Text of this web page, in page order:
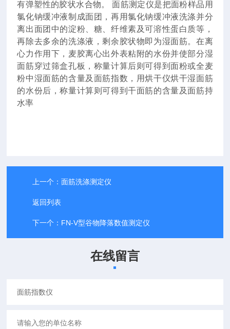
有弹塑性的胶状水合物。面筋测定仪是把面粉样品用
氯化钠缓冲液制成面团，再用氯化钠缓冲液洗涤并分
离出面团中的淀粉、糖、纤维素及可溶性蛋白质等，
再除去多余的洗涤液，剩余胶状物即为湿面筋。在离
心力作用下，麦胶离心出外表粘附的水份并使部分湿
面筋穿过筛盒孔板，称量计算后则可得到面粉或全麦
粉中湿面筋的含量及面筋指数，用烘干仪烘干湿面筋
的水份后，称量计算则可得到干面筋的含量及面筋持
水率
上一个：面筋洗涤测定仪
返回列表
下一个： FN-V型谷物降落数值测定仪
在线留言